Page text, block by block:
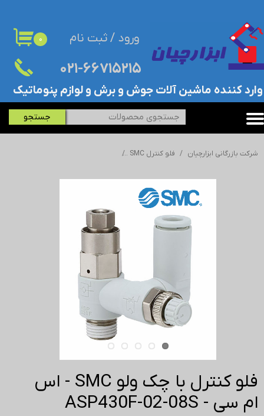
۰۲۱-۶۶۷۱۵۲۱۵​​​​​​​
جستجو
۰
​وارد کننده ماشین آلات جوش و برش و لوازم پنوماتیک
ورود / ثبت نام
حساب کاربری من
تغییر گذر واژه
خروج از حساب کاربری
شرکت بازرگانی ابزارچیان فلو کنترل SMC
فلو کنترل با چک ولو SMC - اس
ام سی - ASP430F-02-08S